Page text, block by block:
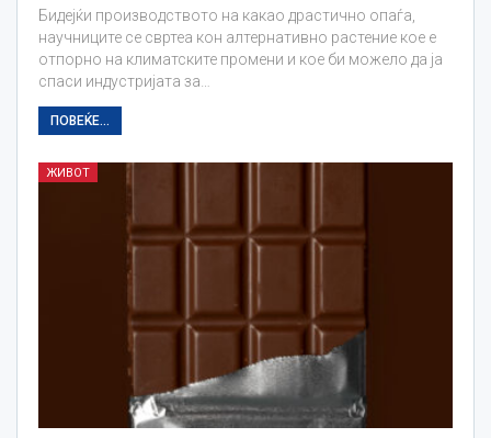
Бидејќи производството на какао драстично опаѓа,
научниците се свртеа кон алтернативно растение кое е
отпорно на климатските промени и кое би можело да ја
спаси индустријата за…
ПОВЕЌЕ...
ЖИВОТ